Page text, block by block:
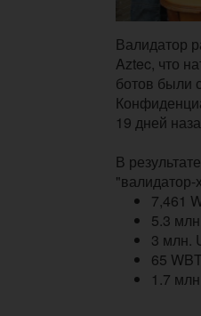
Валидатор
Aztec, что
ботов были
19 дней
В
"валидатор-
7,461
5.3
3 млн.
65
1.7